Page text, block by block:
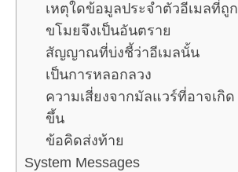
เหตุใดข้อมูลประจำตัวอีเมลที่ถูก
ขโมยจึงเป็นอันตราย
สัญญาณที่บ่งชี้ว่าอีเมลนั้น
เป็นการหลอกลวง
ความเสี่ยงจากมัลแวร์ที่อาจเกิด
ขึ้น
ข้อคิดส่งท้าย
System Messages